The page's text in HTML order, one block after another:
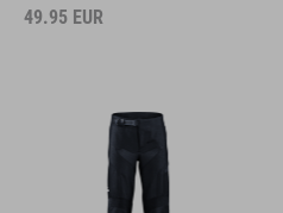
49.95 EUR